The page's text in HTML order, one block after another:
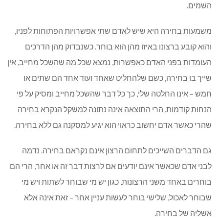
השמים.
משמעות בחירה היא שיש לאדם שתי אפשרויות הפתוחות לפניו,
והוא קובע ברצונו באיזו מהן הוא בוחר. כשנבדוק מהן הדרכים
העומדות בפני האדם כאפשרות, נמצא שכל מה שהשכל מחייב, אין
שייך בו בחירה, כשם שלהחליט שאחד ועוד אחד הם שתים או
חמש – אינו החלטה שלי, כך כל דבר שהשכל מחייב ומסיק על פי
הנחות קודמות, הרי התוצאה אינה נתונה למשקל הנקרא בחירה
שהרי כאשר אדם יחשוב כראוי הוא יגיע למסקנה גם ללא בחירה.
גם הדברים השייכים לתחום הרצון אינם נקראם בחירה. נדמה
לבני אדם שכאשר אינם יודעים אם לרצות דבר זה או אחר, הרי הם
בוחרים באחד משני הרצונות, כגון יש מי שבוחר לשתות ויש מי
שבוחר לאכול, שלישי בוחר לעשות עניין אחר – זאת אינה אלא
אשליה של בחירה.